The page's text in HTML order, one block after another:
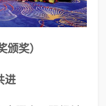
颁奖）
进